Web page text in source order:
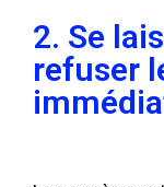
2. Se
refuser